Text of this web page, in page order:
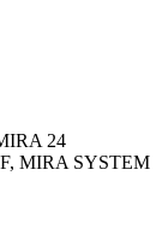
24
MIRA SYSTEM